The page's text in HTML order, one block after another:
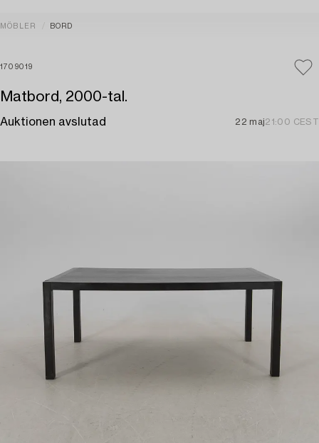
MÖBLER BORD
1709019
Matbord, 2000-tal.
Auktionen avslutad 22 maj21:00 CEST